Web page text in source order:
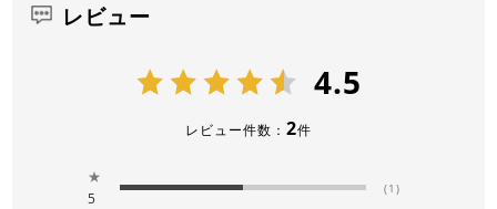
レビュー
4.5
レビュー件数： 2件
★
5
(1)